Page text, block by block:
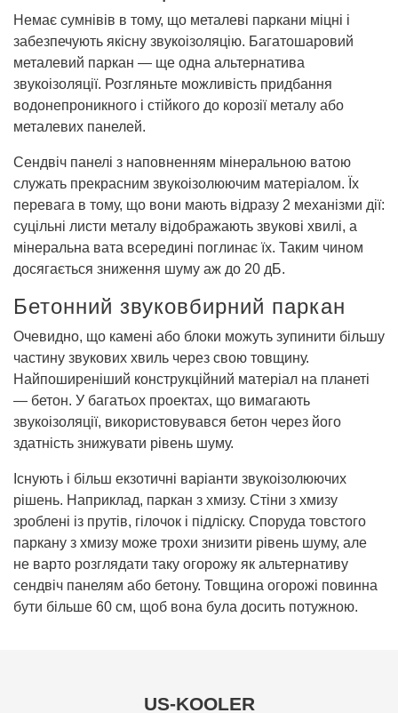
Немає сумнівів в тому, що металеві паркани міцні і
забезпечують якісну звукоізоляцію. Багатошаровий
металевий паркан — ще одна альтернатива
звукоізоляції. Розгляньте можливість придбання
водонепроникного і стійкого до корозії металу або
металевих панелей.
Сендвіч панелі з наповненням мінеральною ватою
служать прекрасним звукоізолюючим матеріалом. Їх
перевага в тому, що вони мають відразу 2 механізми дії:
суцільні листи металу відображають звукові хвилі, а
мінеральна вата всередині поглинає їх. Таким чином
досягається зниження шуму аж до 20 дБ.
Бетонний звуковбирний паркан
Очевидно, що камені або блоки можуть зупинити більшу
частину звукових хвиль через свою товщину.
Найпоширеніший конструкційний матеріал на планеті
— бетон. У багатьох проектах, що вимагають
звукоізоляції, використовувався бетон через його
здатність знижувати рівень шуму.
Існують і більш екзотичні варіанти звукоізолюючих
рішень. Наприклад, паркан з хмизу. Стіни з хмизу
зроблені із прутів, гілочок і підліску. Споруда товстого
паркану з хмизу може трохи знизити рівень шуму, але
не варто розглядати таку огорожу як альтернативу
сендвіч панелям або бетону. Товщина огорожі повинна
бути більше 60 см, щоб вона була досить потужною.
US-KOOLER